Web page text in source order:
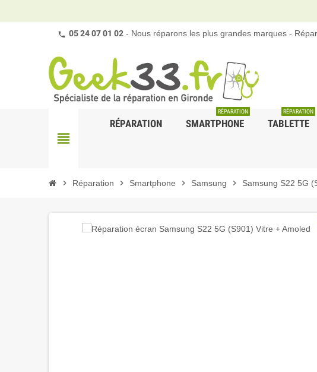
05 24 07 01 02 - Nous réparons les plus grandes marques -
view_headline
RÉPARATION SMARTPHONE
RÉPARATION
TABLETTE
RÉPARATION
chevron_right Réparation chevron_right Smartphone chevron_right Samsung chevron_right Samsung S22 5G